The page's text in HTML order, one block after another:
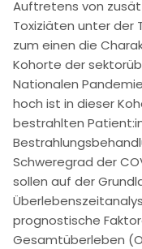
Auftretens von
Toxiziäten unter der
zum einen die
Kohorte der
Nationalen
hoch ist in dieser
bestrahlten
Schweregrad der
sollen auf der
prognostische
Gesamtüberleben